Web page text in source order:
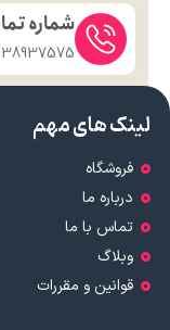
شماره
05138937575 و
لینک های مهم
فروشگاه
درباره ما
تماس با ما
وبلاگ
قوانین و مقررات